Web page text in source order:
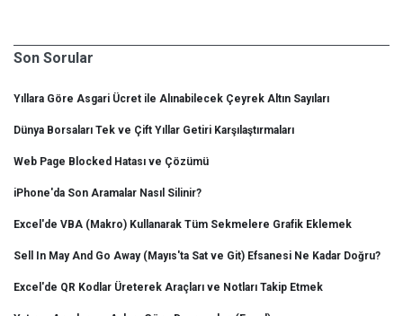
Son Sorular
Yıllara Göre Asgari Ücret ile Alınabilecek Çeyrek Altın Sayıları
Dünya Borsaları Tek ve Çift Yıllar Getiri Karşılaştırmaları
Web Page Blocked Hatası ve Çözümü
iPhone'da Son Aramalar Nasıl Silinir?
Excel'de VBA (Makro) Kullanarak Tüm Sekmelere Grafik Eklemek
Sell In May And Go Away (Mayıs'ta Sat ve Git) Efsanesi Ne Kadar Doğru?
Excel'de QR Kodlar Üreterek Araçları ve Notları Takip Etmek